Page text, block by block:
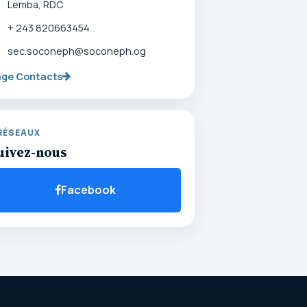
Lemba, RDC
+ 243 820663454
sec.soconeph@soconeph.og
Contacts
nous
Facebook